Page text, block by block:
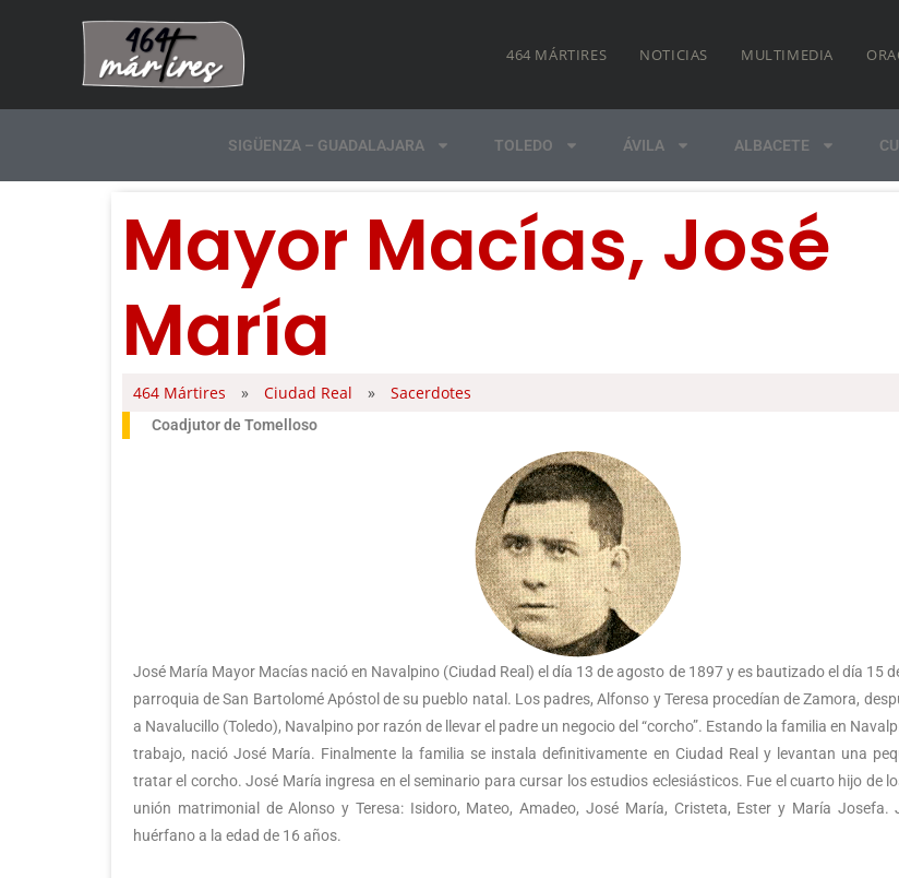
464 MÁRTIRES NOTICIAS MULTIMEDIA
SIGÜENZA – GUADALAJARA TOLEDO ÁVILA ALBACETE
Mayor Macías, José
María
464 Mártires » Ciudad Real » Sacerdotes
Coadjutor de Tomelloso
José María Mayor Macías nació en Navalpino (Ciudad Real) el día 13 de agosto de 1897 y es bautizado el día 15
parroquia de San Bartolomé Apóstol de su pueblo natal. Los padres, Alfonso y Teresa procedían de Zamora,
a Navalucillo (Toledo), Navalpino por razón de llevar el padre un negocio del “corcho”. Estando la familia en
trabajo, nació José María. Finalmente la familia se instala definitivamente en Ciudad Real y levantan una
tratar el corcho. José María ingresa en el seminario para cursar los estudios eclesiásticos. Fue el cuarto hijo de
unión matrimonial de Alonso y Teresa: Isidoro, Mateo, Amadeo, José María, Cristeta, Ester y María Josefa.
huérfano a la edad de 16 años.